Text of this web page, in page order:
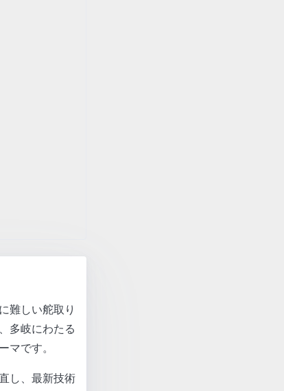
難しい舵取り
多岐にわたる
マです。
し、最新技術